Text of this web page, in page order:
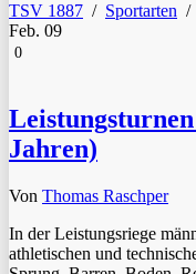
TSV 1887 / Sportarten /
Feb. 09
0
Jahren)
Von Thomas Raschper
In der Leistungsriege
athletischen und